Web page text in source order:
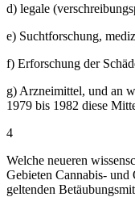
d) legale
e) Suchtforschung,
f) Erforschung der
g) Arzneimittel, und an
1979 bis 1982 diese
4
Welche neueren
Gebieten Cannabis- und
geltenden